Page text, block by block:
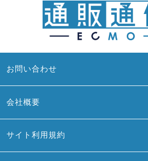
お問い合わせ
会社概要
サイト利用規約